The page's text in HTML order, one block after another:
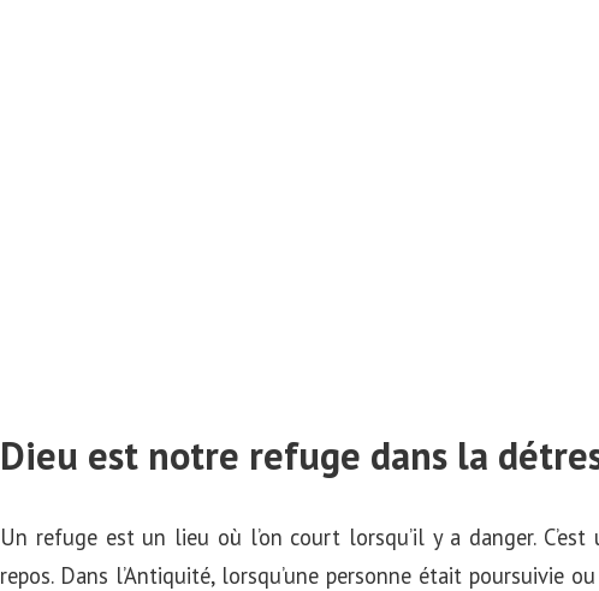
Dieu est notre refuge dans la
Un refuge est un lieu où l’on court lorsqu’il y a danger.
repos. Dans l’Antiquité, lorsqu’une personne était poursuivie